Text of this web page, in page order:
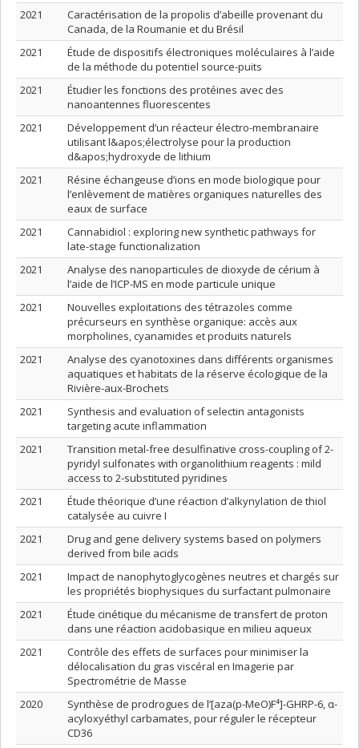
2021
Caractérisation de la propolis d’abeille provenant du
Canada, de la Roumanie et du Brésil
2021
Étude de dispositifs électroniques moléculaires à l’aide
de la méthode du potentiel source-puits
2021
Étudier les fonctions des protéines avec des
nanoantennes fluorescentes
2021
Développement d’un réacteur électro-membranaire
utilisant l&apos;électrolyse pour la production
d&apos;hydroxyde de lithium
2021
Résine échangeuse d’ions en mode biologique pour
l’enlèvement de matières organiques naturelles des
eaux de surface
2021
Cannabidiol : exploring new synthetic pathways for
late-stage functionalization
2021
Analyse des nanoparticules de dioxyde de cérium à
l’aide de l’ICP-MS en mode particule unique
2021
Nouvelles exploitations des tétrazoles comme
précurseurs en synthèse organique: accès aux
morpholines, cyanamides et produits naturels
2021
Analyse des cyanotoxines dans différents organismes
aquatiques et habitats de la réserve écologique de la
Rivière-aux-Brochets
2021
Synthesis and evaluation of selectin antagonists
targeting acute inflammation
2021
Transition metal-free desulfinative cross-coupling of 2-
pyridyl sulfonates with organolithium reagents : mild
access to 2-substituted pyridines
2021
Étude théorique d’une réaction d’alkynylation de thiol
catalysée au cuivre I
2021
Drug and gene delivery systems based on polymers
derived from bile acids
2021
Impact de nanophytoglycogènes neutres et chargés sur
les propriétés biophysiques du surfactant pulmonaire
2021
Étude cinétique du mécanisme de transfert de proton
dans une réaction acidobasique en milieu aqueux
2021
Contrôle des effets de surfaces pour minimiser la
délocalisation du gras viscéral en Imagerie par
Spectrométrie de Masse
2020
Synthèse de prodrogues de l’[aza(p-MeO)F⁴]-GHRP-6, α-
acyloxyéthyl carbamates, pour réguler le récepteur
CD36